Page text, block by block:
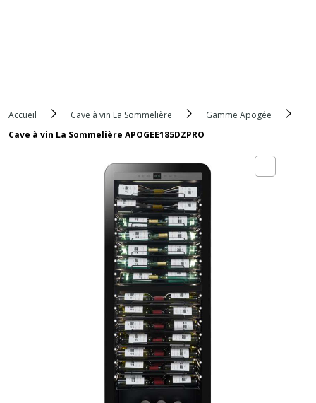
Accueil Cave à vin La Sommelière
Gamme Apogée
Cave à vin La Sommelière APOGEE185DZPRO